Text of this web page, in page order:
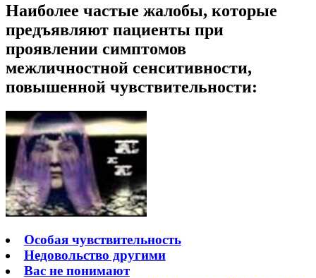
Наиболее частые жалобы, которые
предъявляют пациенты при
проявлении симптомов
межличностной сенситивности,
повышенной чувствительности:
Особая чувствительность
Недовольство другими
Вас не понимают